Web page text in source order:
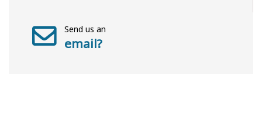
Send us an
email?